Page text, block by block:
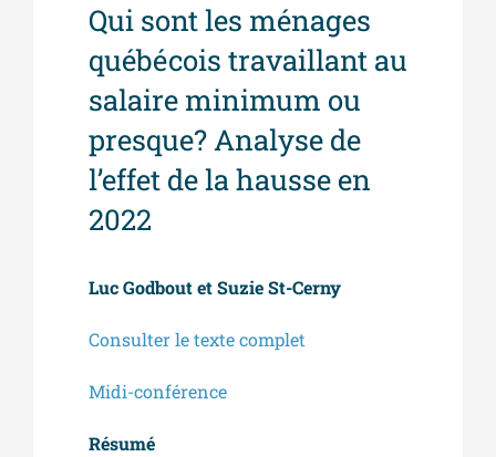
Qui sont les ménages
québécois travaillant au
salaire minimum ou
presque? Analyse de
l’effet de la hausse en
2022
Luc Godbout et Suzie St-Cerny
Consulter le texte complet
Midi-conférence
Résumé